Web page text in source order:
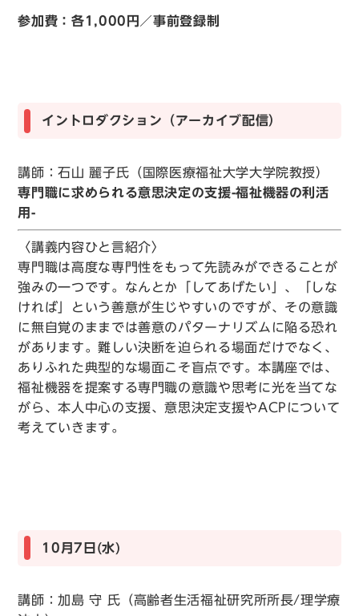
参加費：各1,000円／事前登録制
イントロダクション（アーカイブ配信）
講師：石山 麗子氏（国際医療福祉大学大学院教授）
専門職に求められる意思決定の支援-福祉機器の利活
用-
〈講義内容ひと言紹介〉
専門職は高度な専門性をもって先読みができることが
強みの一つです。なんとか「してあげたい」、「しな
ければ」という善意が生じやすいのですが、その意識
に無自覚のままでは善意のパターナリズムに陥る恐れ
があります。難しい決断を迫られる場面だけでなく、
ありふれた典型的な場面こそ盲点です。本講座では、
福祉機器を提案する専門職の意識や思考に光を当てな
がら、本人中心の支援、意思決定支援やACPについて
考えていきます。
10月7日(水)
講師：加島 守 氏（高齢者生活福祉研究所所長/理学療